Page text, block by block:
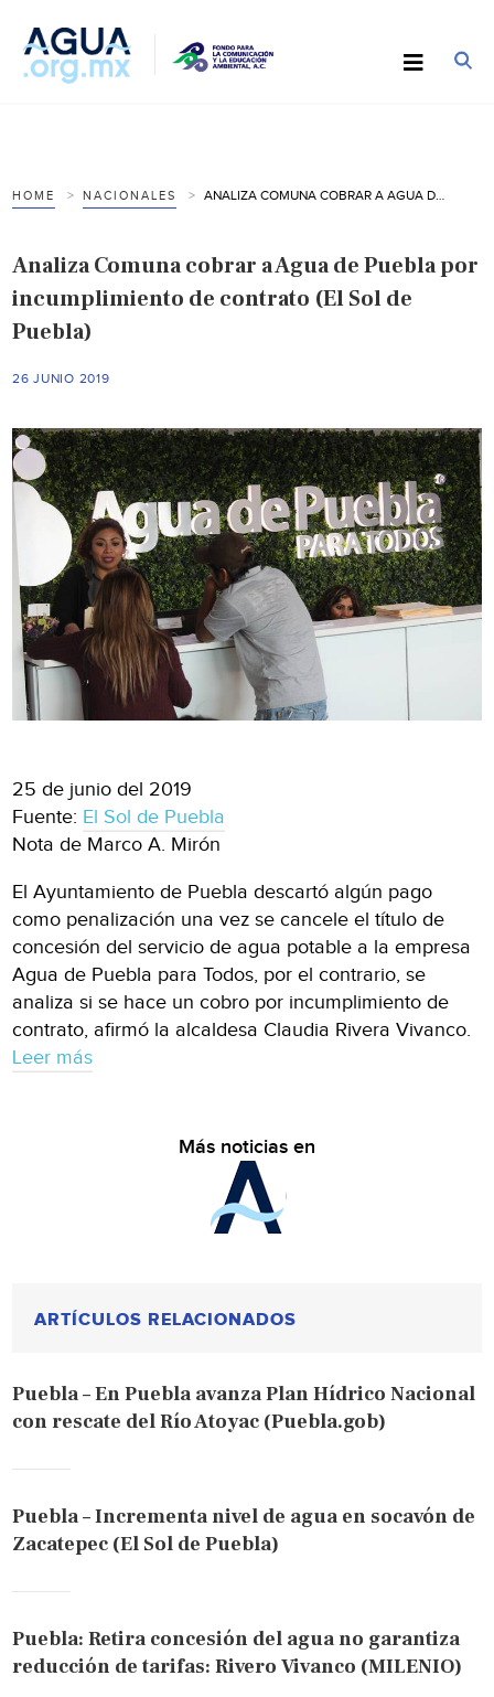
HOME NACIONALES
Analiza Comuna cobrar a Agua de Puebla por
incumplimiento de contrato (El Sol de
Puebla)
26 JUNIO 2019
25 de junio del 2019
Fuente: El Sol de Puebla
Nota de Marco A. Mirón
El Ayuntamiento de Puebla descartó algún pago
como penalización una vez se cancele el título de
concesión del servicio de agua potable a la empresa
Agua de Puebla para Todos, por el contrario, se
analiza si se hace un cobro por incumplimiento de
contrato, afirmó la alcaldesa Claudia Rivera Vivanco.
Leer más
Más noticias en
ARTÍCULOS RELACIONADOS
Puebla – En Puebla avanza Plan Hídrico Nacional
con rescate del Río Atoyac (Puebla.gob)
Puebla – Incrementa nivel de agua en socavón de
Zacatepec (El Sol de Puebla)
Puebla: Retira concesión del agua no garantiza
reducción de tarifas: Rivero Vivanco (MILENIO)